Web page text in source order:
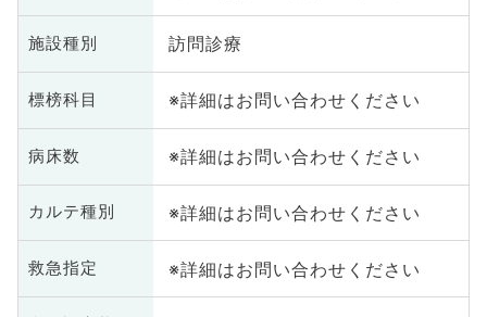
施設種別 訪問診療
標榜科目 ※詳細はお問い合わせください
病床数 ※詳細はお問い合わせください
カルテ種別 ※詳細はお問い合わせください
救急指定 ※詳細はお問い合わせください